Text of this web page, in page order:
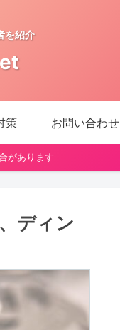
を紹介
策 お問い合わせ
があります
ディン